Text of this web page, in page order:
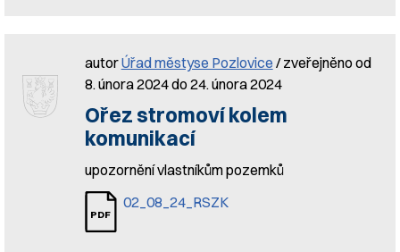
autorÚřad městyse Pozlovice / zveřejněno od
8. února 2024 do 24. února 2024
Ořez stromoví kolem
komunikací
upozornění vlastníkům pozemků
02_08_24_RSZK